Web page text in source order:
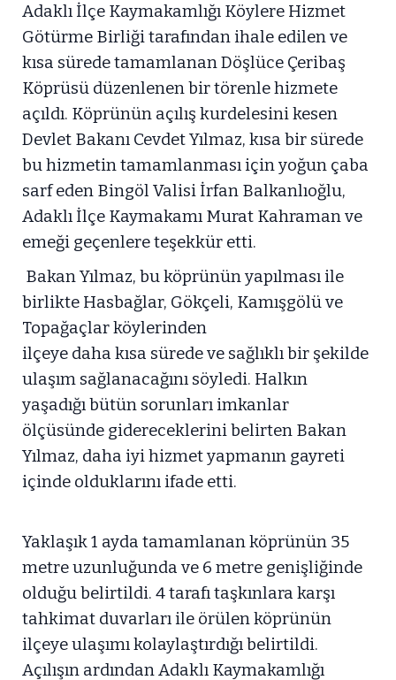
Adaklı İlçe Kaymakamlığı Köylere Hizmet
Götürme Birliği tarafından ihale edilen ve
kısa sürede tamamlanan Döşlüce Çeribaş
Köprüsü düzenlenen bir törenle hizmete
açıldı. Köprünün açılış kurdelesini kesen
Devlet Bakanı Cevdet Yılmaz, kısa bir sürede
bu hizmetin tamamlanması için yoğun çaba
sarf eden Bingöl Valisi İrfan Balkanlıoğlu,
Adaklı İlçe Kaymakamı Murat Kahraman ve
emeği geçenlere teşekkür etti.
Bakan Yılmaz, bu köprünün yapılması ile
birlikte Hasbağlar, Gökçeli, Kamışgölü ve
Topağaçlar köylerinden
ilçeye daha kısa sürede ve sağlıklı bir şekilde
ulaşım sağlanacağını söyledi. Halkın
yaşadığı bütün sorunları imkanlar
ölçüsünde gidereceklerini belirten Bakan
Yılmaz, daha iyi hizmet yapmanın gayreti
içinde olduklarını ifade etti.
Yaklaşık 1 ayda tamamlanan köprünün 35
metre uzunluğunda ve 6 metre genişliğinde
olduğu belirtildi. 4 tarafı taşkınlara karşı
tahkimat duvarları ile örülen köprünün
ilçeye ulaşımı kolaylaştırdığı belirtildi.
Açılışın ardından Adaklı Kaymakamlığı